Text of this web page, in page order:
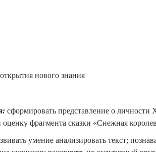
нового знания
сформировать представление о личности
фрагмента сказки «Снежная
умение анализировать текст;